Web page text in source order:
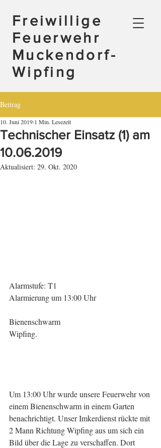
Freiwillige
Feuerwehr
Muckendorf-
Wipfing
Beitrag
Technischer Einsatz (1) am
10.06.2019
10. Juni 2019 1 Min. Lesezeit
Aktualisiert: 29. Okt. 2020
Alarmstufe: T1
Alarmierung um 13:00 Uhr
Bienenschwarm
Wipfing.
Um 13:00 Uhr wurde unsere Feuerwehr von
einem Bienenschwarm in einem Garten
benachrichtigt. Unser Imkerdienst rückte mit
2 Mann Richtung Wipfing aus um sich ein
Bild über die Lage zu verschaffen. Dort